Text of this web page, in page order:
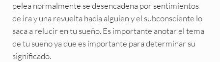
pelea normalmente se desencadena por sentimientos
de ira y una revuelta hacia alguien y el subconsciente lo
saca a relucir en tu sueño. Es importante anotar el tema
de tu sueño ya que es importante para determinar su
significado.